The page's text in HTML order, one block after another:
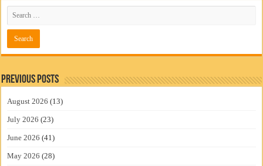
Previous Posts
August 2026 (13)
July 2026 (23)
June 2026 (41)
May 2026 (28)